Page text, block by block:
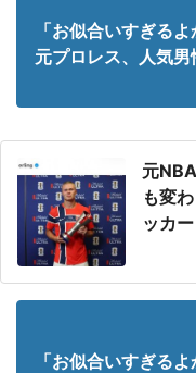
「お似合いすぎる
元プロレス、人気
元
も変
ッカ
「お似合いすぎる